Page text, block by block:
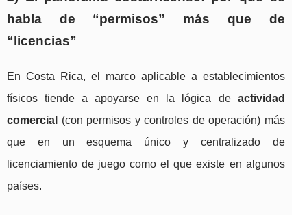
habla de “permisos” más que de
“licencias”
En Costa Rica, el marco aplicable a establecimientos
físicos tiende a apoyarse en la lógica de actividad
comercial
(con permisos y controles de operación) más
que en un esquema único y centralizado de
licenciamiento de juego como el que existe en algunos
países.